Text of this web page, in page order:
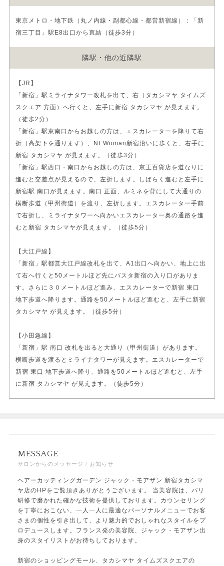
東京メトロ・地下鉄（丸ノ内線・副都心線・都営新宿線）：「新
宿三丁目」駅E8出口から直結（徒歩3分）
隣駅・他の近隣駅
【JR】
「新宿」駅ミライナタワー改札を出て、右（タカシマヤ タイムズ
スクエア 方面）へ行くと、左手に新宿 タカシマヤ が見えます。
（徒歩2分）
「新宿」駅東南口からお越しの方は、エスカレーターを降りて右
折（高架下を通ります）、NEWoman新宿沿いに歩くと、右手に
新宿 タカシマヤ が見えます。（徒歩3分）
「新宿」駅西口・南口からお越しの方は、京王百貨店を道なりに
進むと交差点が見えるので、左折します。しばらく進むと左手に
新宿駅 南口が見えます。南口 正面、ルミネを背にして大通りの
横断歩道（甲州街道）を渡り、左折します。エスカレーター手前
で右折し、ミライナタワーへ向かいエスカレーター奥の通路を進
むと新宿 タカシマヤが見えます。（徒歩5分）
【大江戸線】
「新宿」駅都営大江戸線改札を出て、A1出口へ向かい、地上に出
て右へ行くと50メートルほど先にバスタ新宿の入り口がありま
す。さらに３０メートルほど進み、エスカレーターで新宿 東口
地下歩道へ降ります。通路を50メートルほど進むと、左手に新宿
タカシマヤ が見えます。（徒歩5分）
【小田急線】
「新宿」駅 南口 改札を出ると大通り（甲州街道）があります。
横断歩道を渡るとミライナタワーが見えます。エスカレーターで
新宿 東口 地下歩道へ降り、通路を50メートルほど進むと、左手
に新宿 タカシマヤ が見えます。（徒歩5分）
MESSAGE
サロンからのメッセージ / お知らせ
ヘアーカッティングガーデン ジャック・モアザン 新宿タカシマ
ヤ店のHPをご覧頂きありがとうございます。 当美容院は、パリ
研修で磨かれた確かな技術を提供しております。カウンセリング
を丁寧におこない、一人一人に最適なパーソナルメニューでお客
さまの個性を引き出して、より魅力的でおしゃれなスタイルをプ
ロデュースします。フランス発の美容院、ジャック・モアザン出
身のスタイリストがお待ちしております。
新宿のショッピングモール、タカシマヤ タイムズスクエアの